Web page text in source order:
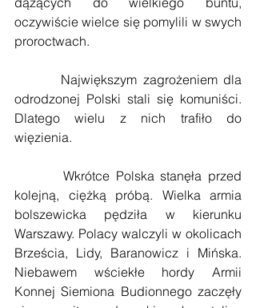
oczywiście wielce się pomylili w swych
proroctwach.
odrodzonej Polski stali się komuniści.
Dlatego wielu z nich trafiło do
więzienia.
        Wkrótce Polska stanęła przed
kolejną, ciężką próbą. Wielka armia
bolszewicka pędziła w kierunku
Warszawy. Polacy walczyli w okolicach
Brześcia, Lidy, Baranowicz i Mińska.
Niebawem wściekłe hordy Armii
Konnej Siemiona Budionnego zaczęły